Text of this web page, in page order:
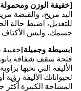
[خفيفة الوزن
اليد مريح، والقبضة
للتعديل، اضبط حالة
جسمك، وليس الأكتاف
[بسيطة وجميلة]حقيبة
فتحة سقف شفافة
لحيواناتك الأليفة
المساحة الكبيرة أكثر